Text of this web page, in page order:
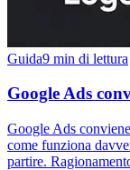
Guida9 min di lettura
Google Ads
Google Ads
come funziona
partire.